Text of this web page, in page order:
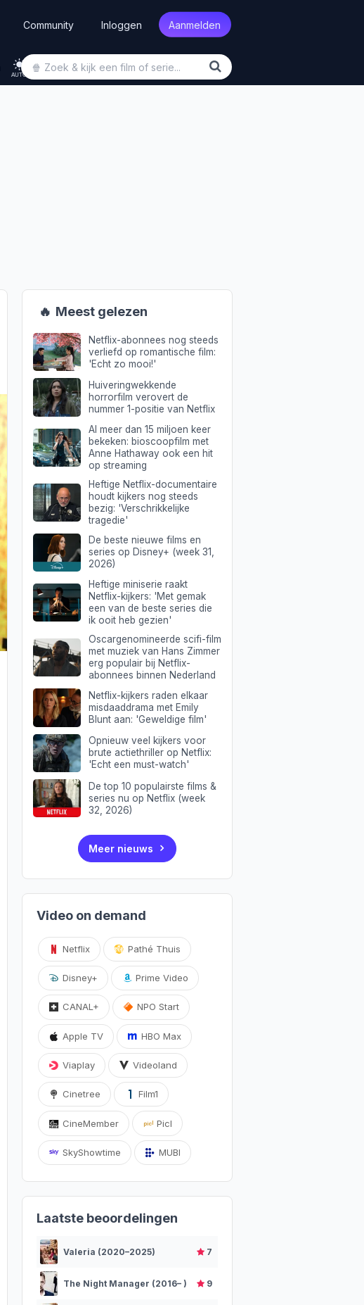
Community Inloggen Aanmelden
AUTO
🔥 Meest gelezen
Netflix-abonnees nog steeds
verliefd op romantische film:
'Echt zo mooi!'
Huiveringwekkende
horrorfilm verovert de
nummer 1-positie van Netflix
Al meer dan 15 miljoen keer
bekeken: bioscoopfilm met
Anne Hathaway ook een hit
op streaming
Heftige Netflix-documentaire
houdt kijkers nog steeds
bezig: 'Verschrikkelijke
tragedie'
De beste nieuwe films en
series op Disney+ (week 31,
2026)
Heftige miniserie raakt
Netflix-kijkers: 'Met gemak
een van de beste series die
ik ooit heb gezien'
Oscargenomineerde scifi-film
met muziek van Hans Zimmer
erg populair bij Netflix-
abonnees binnen Nederland
Netflix-kijkers raden elkaar
misdaaddrama met Emily
Blunt aan: 'Geweldige film'
Opnieuw veel kijkers voor
brute actiethriller op Netflix:
'Echt een must-watch'
De top 10 populairste films &
series nu op Netflix (week
32, 2026)
Meer nieuws
Video on demand
Netflix Pathé Thuis
Disney+ Prime Video
CANAL+ NPO Start
Apple TV HBO Max
Viaplay Videoland
Cinetree Film1
CineMember Picl
SkyShowtime MUBI
Laatste beoordelingen
Valeria (2020–2025) 7
The Night Manager (2016– ) 9